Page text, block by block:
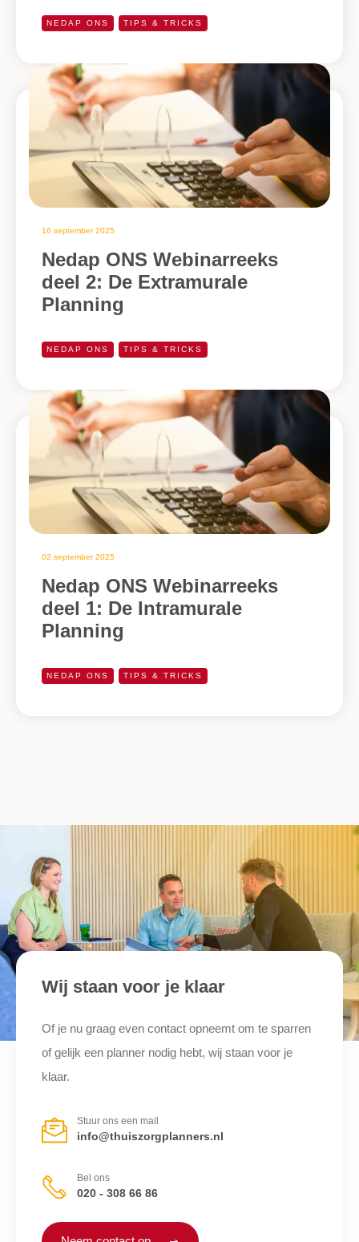
NEDAP ONS TIPS & TRICKS
16 september 2025
Nedap ONS Webinarreeks
deel 2: De Extramurale
Planning
NEDAP ONS TIPS & TRICKS
02 september 2025
Nedap ONS Webinarreeks
deel 1: De Intramurale
Planning
NEDAP ONS TIPS & TRICKS
Wij staan voor je klaar
Of je nu graag even contact opneemt om te sparren
of gelijk een planner nodig hebt, wij staan voor je
klaar.
Stuur ons een mail
info@thuiszorgplanners.nl
Bel ons
020 - 308 66 86